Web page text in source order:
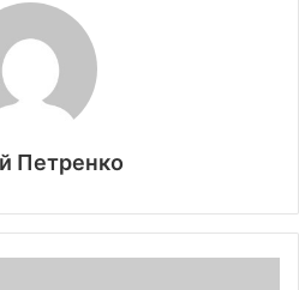
Петренко